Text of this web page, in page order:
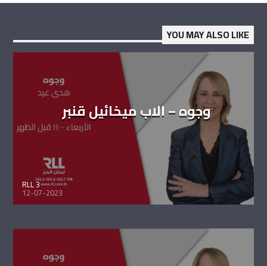
YOU MAY ALSO LIKE
وجوه – الاب ميخائيل قنبر
RLL 3
12-07-2023